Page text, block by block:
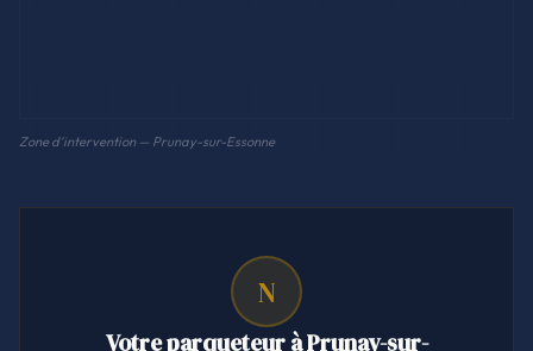
Zone d'intervention — Prunay-sur-Essonne
N
Votre parqueteur à Prunay-sur-